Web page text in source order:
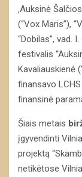
‚Auksinė
(“Vox Maris”),
“Dobilas”, vad.
festivalis
Kavaliauskienė
finansavo
finansinė
Šiais metais
įgyvendinti
projektą
netikėtose